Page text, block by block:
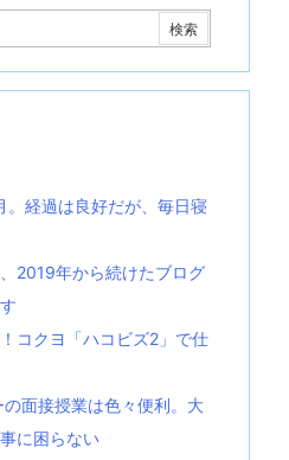
。経過は良好だが、毎日寝
2019年から続けたブログ
コクヨ「ハコビズ2」で仕
面接授業は色々便利。大
に困らない